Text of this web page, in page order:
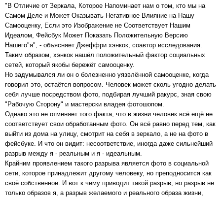
"В Отличие от Зеркала, Которое Напоминает нам о том, кто мы на
Самом Деле и Может Оказывать Негативное Влияние на Нашу
Самооценку, Если это Изображение не Соответствует Нашим
Идеалом, Фейсбук Может Показать Положительную Версию
Нашего"я", - объясняет Джеффри хэнкок, соавтор исследования.
Таким образом, хэнкок нашёл положительный фактор социальных
сетей, который якобы бережёт самооценку.
Но задумывался ли он о болезненно уязвлённой самооценке, когда
говорил это, остаётся вопросом. Человек может сколь угодно делать
себя лучше посредством фото, подбирая лучший ракурс, зная свою
"Рабочую Сторону" и мастерски владея фотошопом.
Однако это не отменяет того факта, что в жизни человек всё ещё не
соответствует свои обработанным фото. Он всё равно перед тем, как
выйти из дома на улицу, смотрит на себя в зеркало, а не на фото в
фейсбуке. И что он видит: несоответствие, иногда даже сильнейший
разрыв между я - реальным и я - идеальным.
Крайним проявлением такого разрыва является фото в социальной
сети, которое принадлежит другому человеку, но преподносится как
своё собственное. И вот к чему приводит такой разрыв, но разрыв не
только образов я, а разрыв желаемого и реального образа жизни,